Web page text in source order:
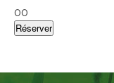
00